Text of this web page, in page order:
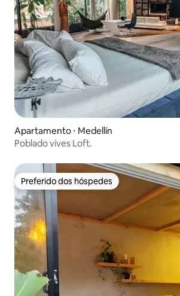
Apartamento ⋅ Medellín
Poblado vives Loft.
Preferido dos hóspedes
Preferido dos hóspedes